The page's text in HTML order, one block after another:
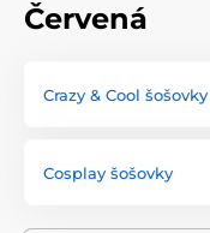
Červená
Crazy & Cool šošovky
Cosplay šošovky